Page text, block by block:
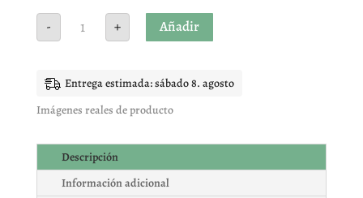
-
Almendra
Marcona + Añadir
Entrega estimada: sábado 8. agosto
Imágenes reales de producto
Descripción
Información adicional